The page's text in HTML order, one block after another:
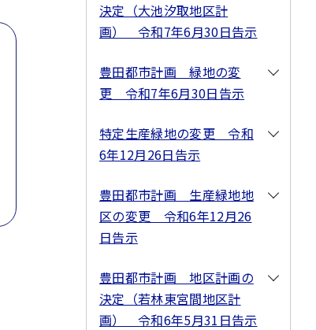
決定（大池汐取地区計
画） 令和7年6月30日告示
豊田都市計画 緑地の変
更 令和7年6月30日告示
特定生産緑地の変更 令和
6年12月26日告示
豊田都市計画 生産緑地地
区の変更 令和6年12月26
日告示
豊田都市計画 地区計画の
決定（若林東宮間地区計
画） 令和6年5月31日告示